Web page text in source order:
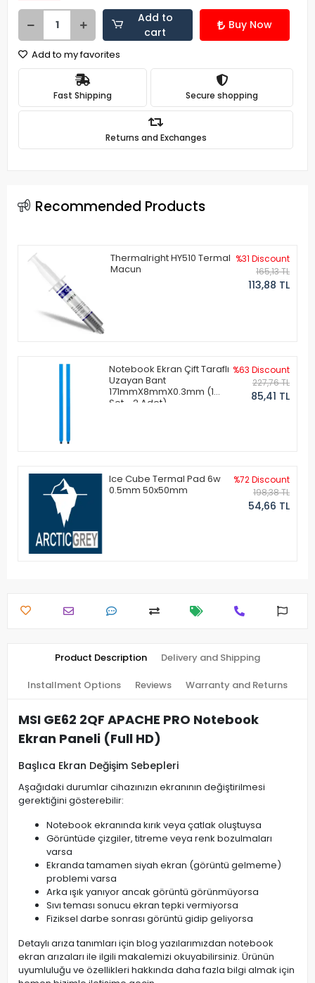
Add to
cart
Buy Now
Add to my favorites
Fast Shipping Secure shopping
Returns and Exchanges
Recommended Products
Thermalright HY510 Termal
Macun
%31 Discount
165,13 TL
113,88 TL
Notebook Ekran Çift Taraflı
Uzayan Bant
171mmX8mmX0.3mm (1
Set - 2 Adet)
%63 Discount
227,76 TL
85,41 TL
Ice Cube Termal Pad 6w
0.5mm 50x50mm
%72 Discount
198,38 TL
54,66 TL
Product Description Delivery and Shipping
Installment Options Reviews Warranty and Returns
MSI GE62 2QF APACHE PRO Notebook
Ekran Paneli (Full HD)
Başlıca Ekran Değişim Sebepleri
Aşağıdaki durumlar cihazınızın ekranının değiştirilmesi
gerektiğini gösterebilir:
Notebook ekranında kırık veya çatlak oluştuysa
Görüntüde çizgiler, titreme veya renk bozulmaları
varsa
Ekranda tamamen siyah ekran (görüntü gelmeme)
problemi varsa
Arka ışık yanıyor ancak görüntü görünmüyorsa
Sıvı teması sonucu ekran tepki vermiyorsa
Fiziksel darbe sonrası görüntü gidip geliyorsa
Detaylı arıza tanımları için blog yazılarımızdan notebook
ekran arızaları ile ilgili makalemizi okuyabilirsiniz. Ürünün
uyumluluğu ve özellikleri hakkında daha fazla bilgi almak için